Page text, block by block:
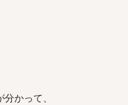
かって、